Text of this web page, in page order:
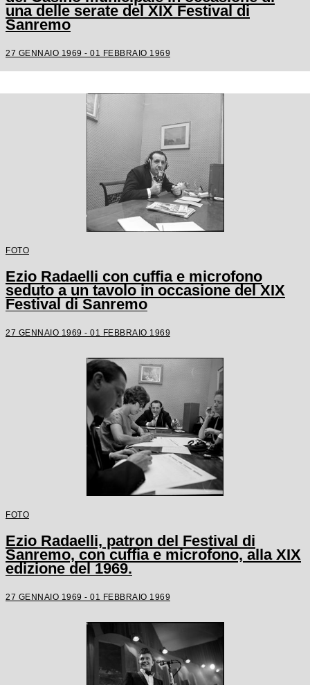
una delle serate del XIX Festival di
Sanremo
27 GENNAIO 1969 - 01 FEBBRAIO 1969
FOTO
Ezio Radaelli con cuffia e microfono
seduto a un tavolo in occasione del XIX
Festival di Sanremo
27 GENNAIO 1969 - 01 FEBBRAIO 1969
FOTO
Ezio Radaelli, patron del Festival di
Sanremo, con cuffia e microfono, alla XIX
edizione del 1969.
27 GENNAIO 1969 - 01 FEBBRAIO 1969